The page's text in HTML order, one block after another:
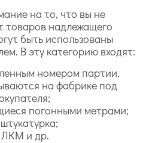
на то, что вы не
товаров надлежащего
быть использованы
В эту категорию входят:
номером партии,
на фабрике под
погонными метрами;
ЛКМ и др.